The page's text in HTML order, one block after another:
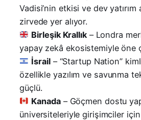
Vadisi’nin etkisi ve dev yatırım
zirvede yer alıyor.
Birleşik Krallık– Londra
yapay zekâ ekosistemiyle öne
İsrail– “Startup Nation”
özellikle yazılım ve savunma
güçlü.
Kanada– Göçmen dostu
üniversiteleriyle girişimciler